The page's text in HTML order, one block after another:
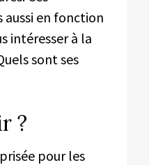
en fonction
intéresser à la
sont ses
?
pour les